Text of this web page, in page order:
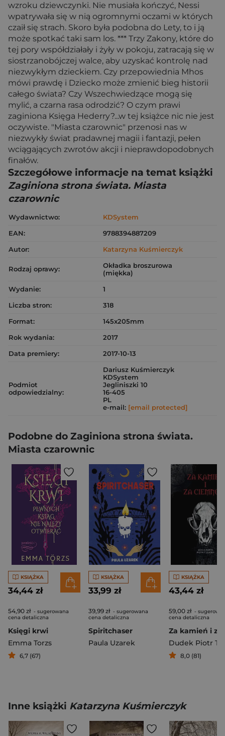
wzroku dziewczynki. Nie musiała kończyć, Nessi
wpatrywała się w nią ogromnymi oczami w których
czaił się strach. Skoro była podobna do Lety, to i ją
może spotkać taki sam los. *** Trzy Zakony, które do
tej pory współdziałały i żyły w pokoju, zatracają się w
siostrzanobójczej walce, aby uzyskać kontrolę nad
niezwykłym dzieckiem. Czy przepowiednia Mhos
mówi prawdę i Dziecko może zmienić bieg historii
całego świata? Czy Wszechwiedzące mogą się
mylić, a czarna rasa odrodzić? O czym prawi
zaginiona Księga Hederry?...w tej książce nic nie jest
oczywiste. "Miasta czarownic" przenosi nas w
niezwykły świat pradawnej magii i fantazji, pełen
wciągających zwrotów akcji i nieprawdopodobnych
finałów.
Szczegółowe informacje na temat książki
Zaginiona strona świata. Miasta
czarownic
Wydawnictwo:
KDSystem
EAN:
9788394887209
Autor:
Katarzyna Kuśmierczyk
Rodzaj oprawy:
Okładka broszurowa
(miękka)
Wydanie:
1
Liczba stron:
318
Format:
145x205mm
Rok wydania:
2017
Data premiery:
2017-10-13
Podmiot
odpowiedzialny:
Dariusz Kuśmierczyk
KDSystem
Jegliniszki 10
16-405
PL
e-mail: [email protected]
Podobne do Zaginiona strona świata.
Miasta czarownic
KSIĄŻKA
34,44 zł
54,90 zł - sugerowana
cena detaliczna
Księgi krwi
Emma Torzs
6,7 (67)
KSIĄŻKA
33,99 zł
39,99 zł - sugerowana
cena detaliczna
Spiritchaser
Paula Uzarek
KSIĄŻKA
43,44 zł
59,00 zł -
cena detaliczna
Dudek Piotr T.
8,0 (81)
Inne książki Katarzyna Kuśmierczyk